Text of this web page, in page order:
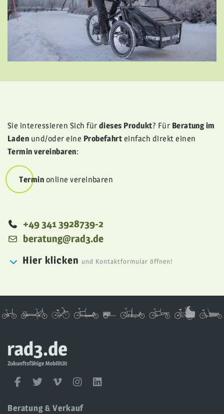
Sie interessieren Sich für dieses Produkt? Für Beratung im
Laden und/oder eine Probefahrt einfach direkt einen
Termin vereinbaren:
Termin online vereinbaren
Telefonisch
+49 341 3928739-2
Email
beratung@rad3.de
Hier klicken und Kontaktformular öffnen!
rad3
UG
rad3
Social
FacebookTwitter Vimeo Instagram
Beratung & Verkauf